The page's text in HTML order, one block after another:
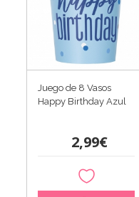
Juego de 8 Vasos
Happy Birthday Azul
2,99€